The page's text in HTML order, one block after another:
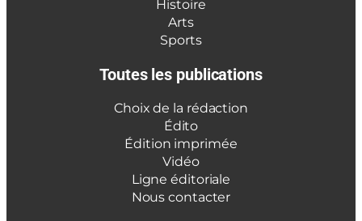
Histoire
Arts
Sports
Toutes les publications
Choix de la rédaction
Édito
Édition imprimée
Vidéo
Ligne éditoriale
Nous contacter